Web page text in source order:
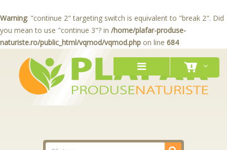
Warning: "continue 2" targeting switch is equivalent to "break 2". Did
you mean to use "continue 3"? in /home/plafar-produse-
naturiste.ro/public_html/vqmod/vqmod.php on line 684